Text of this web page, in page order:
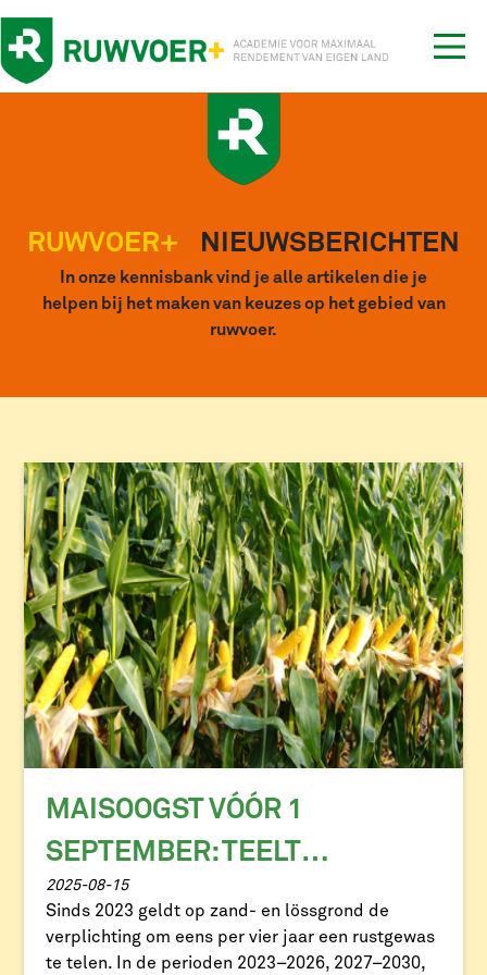
RUWVOER+ NIEUWSBERICHTEN
In onze kennisbank vind je alle artikelen die je
helpen bij het maken van keuzes op het gebied van
ruwvoer.
MAISOOGST VÓÓR 1
SEPTEMBER: TEELT
VANGGEWAS OF RUSTGEWAS
2025-08-15
Sinds 2023 geldt op zand- en lössgrond de
verplichting om eens per vier jaar een rustgewas
te telen. In de perioden 2023–2026, 2027–2030,